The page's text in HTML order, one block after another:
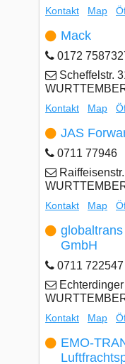
Kontakt Map
Mack
0172
Scheffelstr.
Kontakt Map
JAS
0711 77946
Kontakt Map
GmbH
0711 722547
Kontakt Map
EMO-